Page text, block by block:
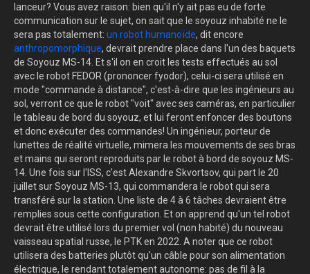
lanceur? Vous avez raison: bien qu'il n'y ait pas eu de forte
communication sur le sujet, on sait que le soyouz inhabité ne le
sera pas totalement: un robot humanoïde, dit encore
anthropomorphique, devrait prendre place dans l'un des baquets
de Soyouz MS-14. Et s'il on en croit les tests effectués au sol
avec le robot FEDOR (prononcer fyodor), celui-ci sera utilisé en
mode "commande à distance", c'est-à-dire que les ingénieurs au
sol, verront ce que le robot "voit" avec ses caméras, en particulier
le tableau de bord du soyouz, et lui feront enfoncer des boutons
et donc exécuter des commandes! Un ingénieur, porteur de
lunettes de réalité virtuelle, mimera les mouvements de ses bras
et mains qui seront reproduits par le robot à bord de soyouz MS-
14. Une fois sur l'ISS, c'est Alexandre Skvortsov, qui part le 20
juillet sur Soyouz MS-13, qui commandera le robot qui sera
transféré sur la station. Une liste de 4 à 6 tâches devraient être
remplies sous cette configuration. Et on apprend qu'un tel robot
devrait être utilisé lors du premier vol (non habité) du nouveau
vaisseau spatial russe, le PTK en 2022. A noter que ce robot
utilisera des batteries plutôt qu'un câble pour son alimentation
électrique, le rendant totalement autonome: pas de fil à la